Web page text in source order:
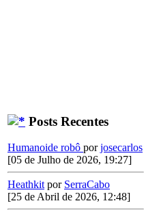
Posts Recentes
Humanoide robô porjosecarlos
[05 de Julho de 2026, 19:27]
Heathkit por SerraCabo
[25 de Abril de 2026, 12:48]